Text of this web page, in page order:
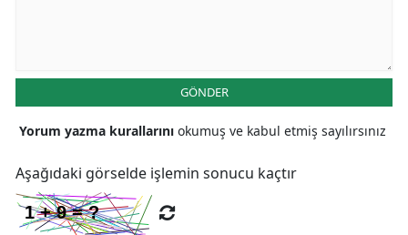
GÖNDER
Yorum yazma kurallarını okumuş ve kabul etmiş sayılırsınız
Aşağıdaki görselde işlemin sonucu kaçtır